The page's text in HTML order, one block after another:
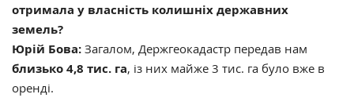
отримала у власність колишніх державних
земель?
Юрій Бова: Загалом, Держгеокадастр передав нам
близько 4,8 тис. га, із них майже 3 тис. га було вже в
оренді.